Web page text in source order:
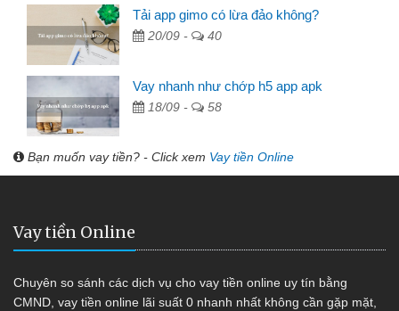
Tải app gimo có lừa đảo không?
20/09 - 40
Vay nhanh như chớp h5 app apk
18/09 - 58
Bạn muốn vay tiền? - Click xem Vay tiền Online
Vay tiền Online
Chuyên so sánh các dịch vụ cho vay tiền online uy tín bằng
CMND, vay tiền online lãi suất 0 nhanh nhất không cần gặp mặt,